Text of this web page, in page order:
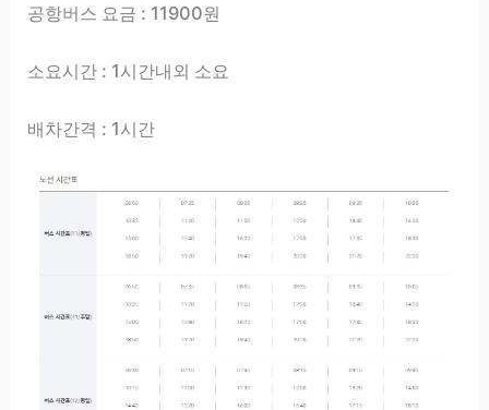
공항버스 요금 : 11900원
소요시간 : 1시간내외 소요
배차간격 : 1시간